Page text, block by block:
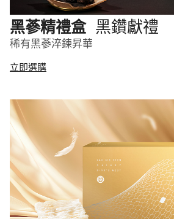
黑蔘精禮盒 黑鑽獻禮
稀有黑蔘淬鍊昇華
立即選購